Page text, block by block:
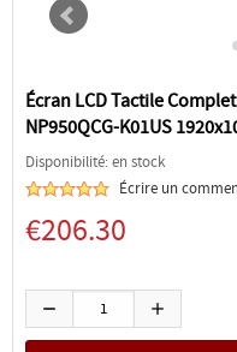
Écran LCD Tactile
NP950QCG-K01US
Disponibilité: en stock
Écrire un
€206.30